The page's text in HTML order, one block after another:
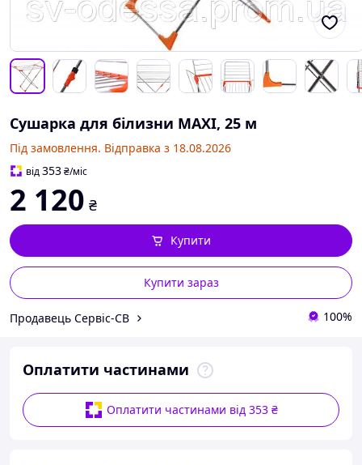
Сушарка для білизни MAXI, 25 м
Під замовлення. Відправка з 18.08.2026
від353₴/міс
2 120 ₴
Купити зараз
Купити
Продавець Сервіс-СВ 100%
Оплатити частинами
Оплатити частинами від 353 ₴